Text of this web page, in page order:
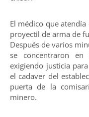
El médico que
proyectil de arma de
Después de varios
se concentraron
exigiendo justicia
el cadaver del
puerta de la
minero.